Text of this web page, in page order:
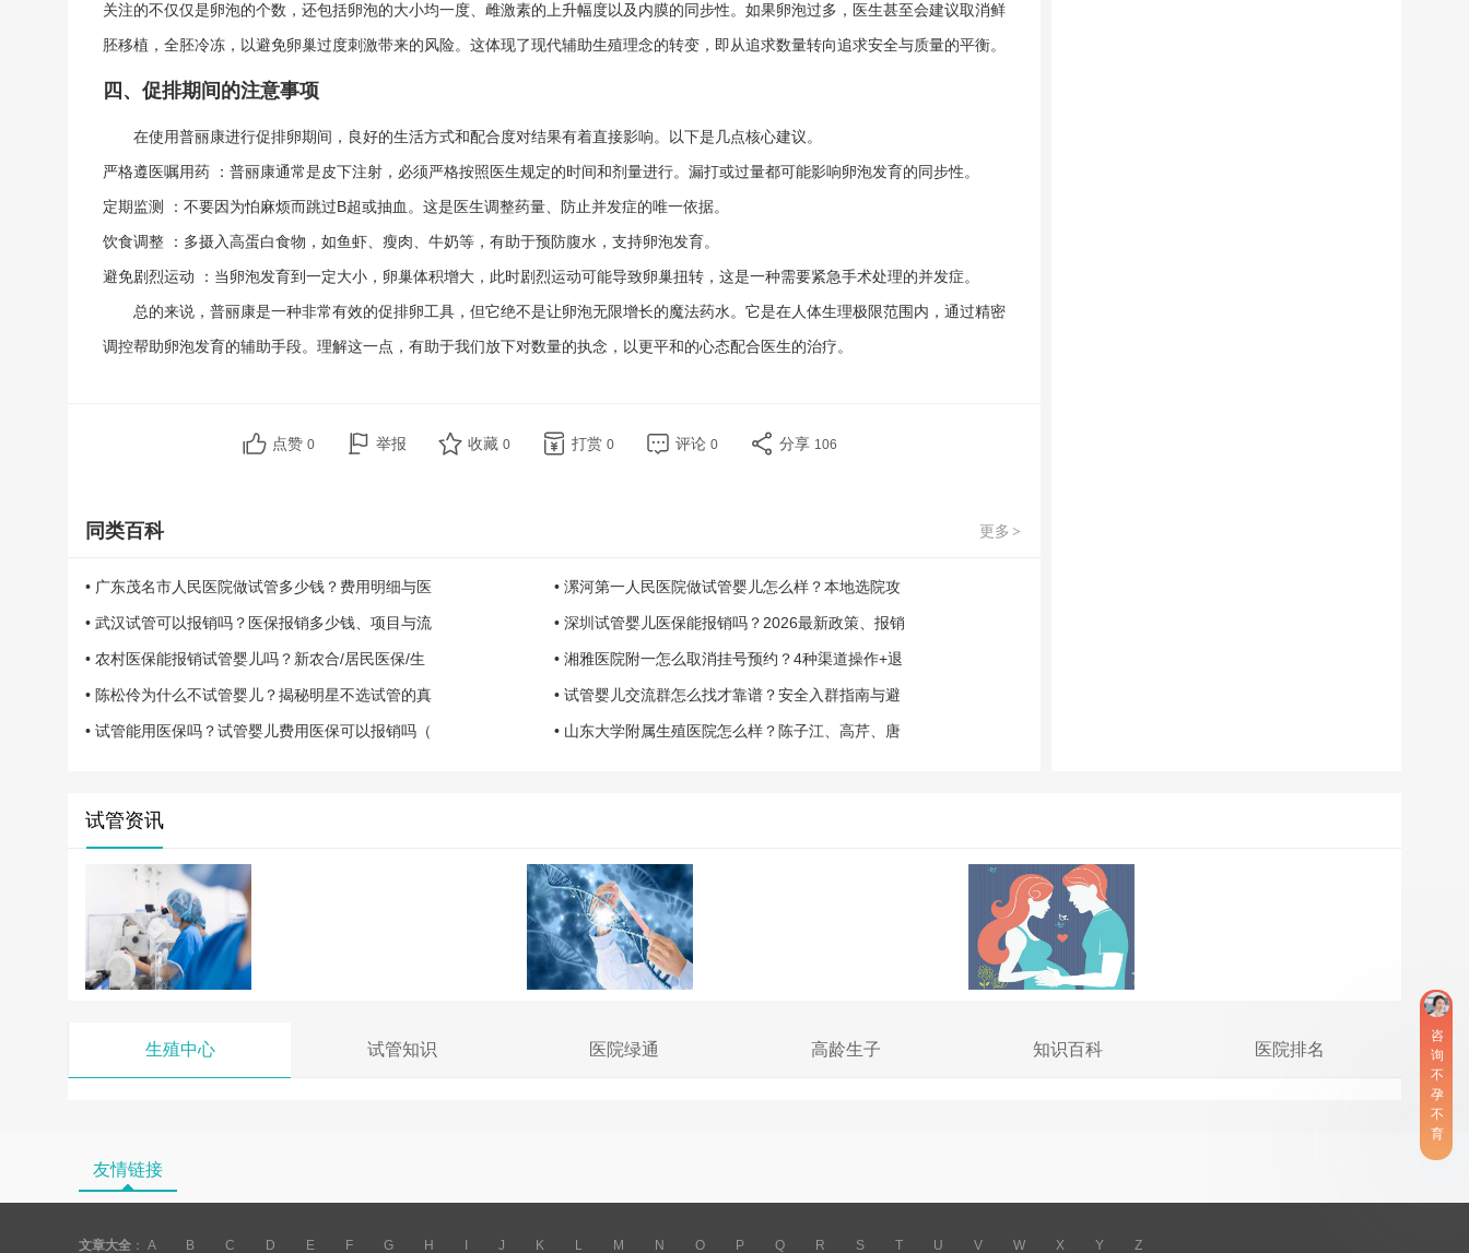
关注的不仅仅是卵泡的个数，还包括卵泡的大小均一度、雌激素的上升幅度以及内膜的同步性。如果卵泡过多，医生甚至会建议取消鲜
胚移植，全胚冷冻，以避免卵巢过度刺激带来的风险。这体现了现代辅助生殖理念的转变，即从追求数量转向追求安全与质量的平衡。
四、促排期间的注意事项
在使用普丽康进行促排卵期间，良好的生活方式和配合度对结果有着直接影响。以下是几点核心建议。
严格遵医嘱用药
：普丽康通常是皮下注射，必须严格按照医生规定的时间和剂量进行。漏打或过量都可能影响卵泡发育的同步性。
定期监测
：不要因为怕麻烦而跳过B超或抽血。这是医生调整药量、防止并发症的唯一依据。
饮食调整
：多摄入高蛋白食物，如鱼虾、瘦肉、牛奶等，有助于预防腹水，支持卵泡发育。
避免剧烈运动
：当卵泡发育到一定大小，卵巢体积增大，此时剧烈运动可能导致卵巢扭转，这是一种需要紧急手术处理的并发症。
总的来说，普丽康是一种非常有效的促排卵工具，但它绝不是让卵泡无限增长的魔法药水。它是在人体生理极限范围内，通过精密
调控帮助卵泡发育的辅助手段。理解这一点，有助于我们放下对数量的执念，以更平和的心态配合医生的治疗。
点赞 0 举报 收藏 0 打赏 0 评论 0 分享 106
更多 >
同类百科
• 广东茂名市人民医院做试管多少钱？费用明细与医 • 漯河第一人民医院做试管婴儿怎么样？本地选院攻
• 武汉试管可以报销吗？医保报销多少钱、项目与流 • 深圳试管婴儿医保能报销吗？2026最新政策、报销
• 农村医保能报销试管婴儿吗？新农合/居民医保/生 • 湘雅医院附一怎么取消挂号预约？4种渠道操作+退
• 陈松伶为什么不试管婴儿？揭秘明星不选试管的真 • 试管婴儿交流群怎么找才靠谱？安全入群指南与避
• 试管能用医保吗？试管婴儿费用医保可以报销吗（ • 山东大学附属生殖医院怎么样？陈子江、高芹、唐
试管资讯
生殖中心 试管知识 医院绿通 高龄生子 知识百科 医院排名
友情链接
咨
询
不
孕
不
育
文章大全 ： A B C D E F G H J K L M N O P Q R S T U V W X Y Z